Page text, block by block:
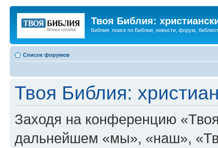
Твоя Библия:
Библия, поиск по Библии, новости, форум,
Список форумов
Твоя Библия:
Заходя на конференцию
дальнейшем «мы», «наш»,